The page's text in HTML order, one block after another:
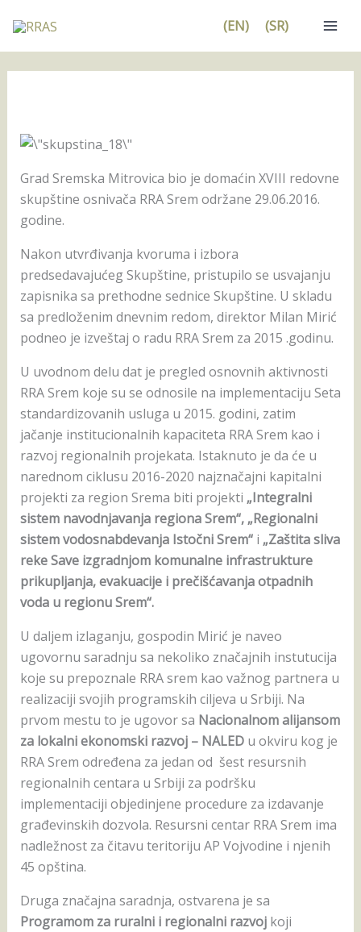
na
sadržaj
(EN) (SR)
Grad Sremska Mitrovica bio je domaćin XVIII redovne
skupštine osnivača RRA Srem održane 29.06.2016.
godine.
Nakon utvrđivanja kvoruma i izbora
predsedavajućeg Skupštine, pristupilo se usvajanju
zapisnika sa prethodne sednice Skupštine. U skladu
sa predloženim dnevnim redom, direktor Milan Mirić
podneo je izveštaj o radu RRA Srem za 2015 .godinu.
U uvodnom delu dat je pregled osnovnih aktivnosti
RRA Srem koje su se odnosile na implementaciju Seta
standardizovanih usluga u 2015. godini, zatim
jačanje institucionalnih kapaciteta RRA Srem kao i
razvoj regionalnih projekata. Istaknuto je da će u
narednom ciklusu 2016-2020 najznačajni kapitalni
projekti za region Srema biti projekti „Integralni
sistem navodnjavanja regiona Srem“, „Regionalni
sistem vodosnabdevanja Istočni Srem“i „Zaštita sliva
reke Save izgradnjom komunalne infrastrukture
prikupljanja, evakuacije i prečišćavanja otpadnih
voda u regionu Srem“.
U daljem izlaganju, gospodin Mirić je naveo
ugovornu saradnju sa nekoliko značajnih instutucija
koje su prepoznale RRA srem kao važnog partnera u
realizaciji svojih programskih ciljeva u Srbiji. Na
prvom mestu to je ugovor sa Nacionalnom alijansom
za lokalni ekonomski razvoj – NALEDu okviru kog je
RRA Srem određena za jedan od šest resursnih
regionalnih centara u Srbiji za podršku
implementaciji objedinjene procedure za izdavanje
građevinskih dozvola. Resursni centar RRA Srem ima
nadležnost za čitavu teritoriju AP Vojvodine i njenih
45 opština.
Druga značajna saradnja, ostvarena je sa
Programom za ruralni i regionalni razvoj koji